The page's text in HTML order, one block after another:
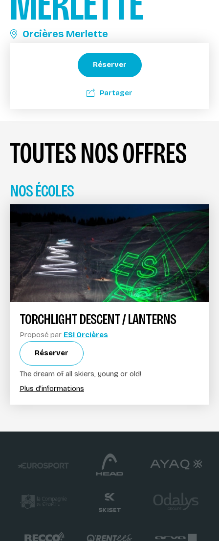
Orcières Merlette
Réserver
Partager
TOUTES NOS OFFRES
NOS ÉCOLES
TORCHLIGHT DESCENT / LANTERNS
Proposé par ESI Orcières
Réserver
The dream of all skiers, young or old!
Plus d'informations